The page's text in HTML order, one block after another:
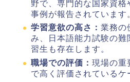
野で、専門的な国家資格
事例が報告されています
学習意欲の高さ： 業務の
み、日本語能力試験の難
習生も存在します。
職場での評価： 現場の重
で高く評価されているケ